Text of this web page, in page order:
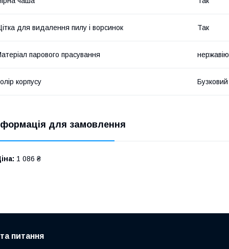
для видалення пилу і ворсинок Так
парового прасування
корпусу Бузковий
для замовлення
1 086 ₴
питання